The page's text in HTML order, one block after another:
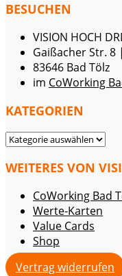
BESUCHEN
VISION HOCH
Gaißacher Str. 8
83646 Bad Tölz
im CoWorking
KATEGORIEN
KATEGORIEN
WEITERES VON
CoWorking Bad
Werte-Karten
Value Cards
Shop
Vertrag widerrufen